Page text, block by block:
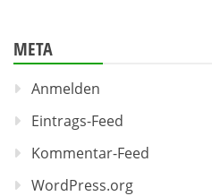
META
Anmelden
Eintrags-Feed
Kommentar-Feed
WordPress.org